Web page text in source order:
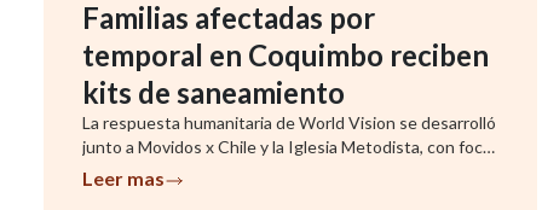
Familias afectadas por
temporal en Coquimbo reciben
kits de saneamiento
La respuesta humanitaria de World Vision se desarrolló
junto a Movidos x Chile y la Iglesia Metodista, con foco
en famil...
Leer mas